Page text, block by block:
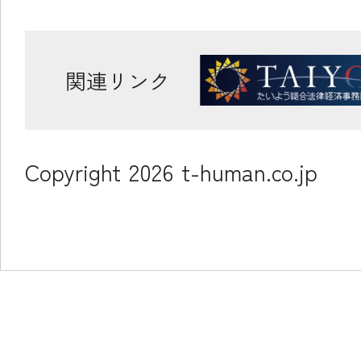
関連リンク
Copyright 2026 t-human.co.jp